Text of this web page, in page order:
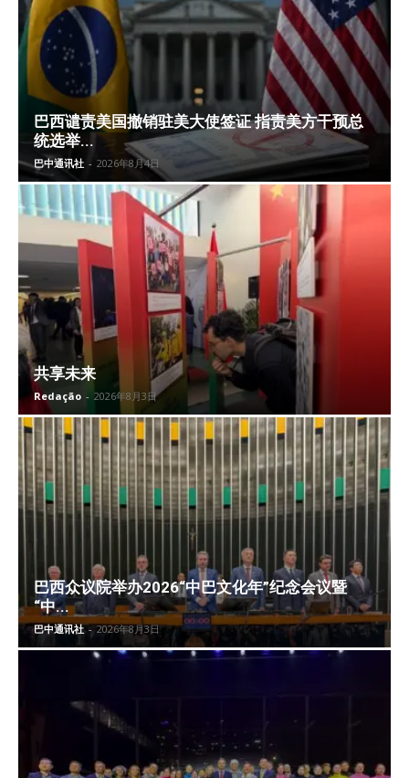
巴西谴责美国撤销驻美大使签证 指责美方干预总
统选举...
巴中通讯社 - 2026年8月4日
共享未来
Redação - 2026年8月3日
巴西众议院举办2026“中巴文化年”纪念会议暨
“中...
巴中通讯社 - 2026年8月3日